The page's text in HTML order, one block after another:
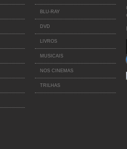
BLU-RAY
DVD
LIVROS
MUSICAIS
NOS CINEMAS
TRILHAS